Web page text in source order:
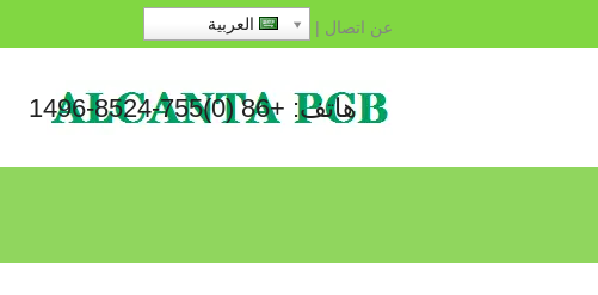
عن اتصال | العربية
هاتف: +86 (0)755-8524-1496